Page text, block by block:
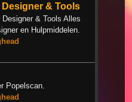
& Tools
& Tools Alles
en Hulpmiddelen.
Popelscan.